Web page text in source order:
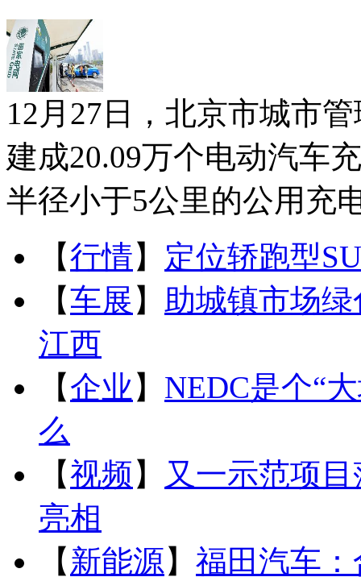
12月27日，北京市城市
建成20.09万个电动汽车
半径小于5公里的公用充
【行情】 定位轿跑型
【车展 】 助城镇市场
江西
【企业 】 NEDC是个“
么
【视频 】
又一示范项
亮相
【 新能源】 福田汽车